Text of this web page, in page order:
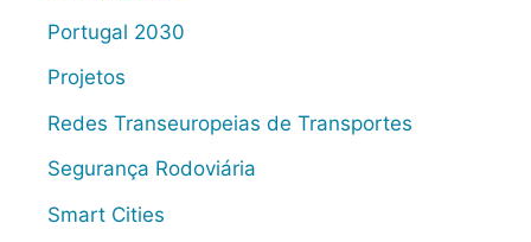
Portugal 2030
Projetos
Redes Transeuropeias de Transportes
Segurança Rodoviária
Smart Cities